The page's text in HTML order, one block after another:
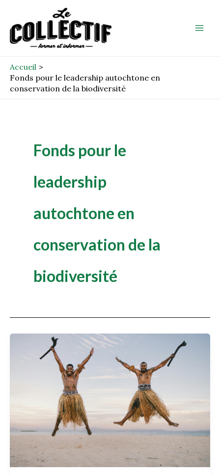
contenu
Accueil
Fonds pour le leadership autochtone en
conservation de la biodiversité
Fonds pour le
leadership
autochtone en
conservation de la
biodiversité